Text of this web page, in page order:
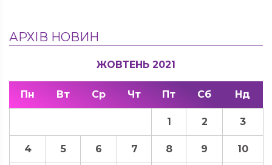
АРХІВ НОВИН
ЖОВТЕНЬ 2021
Пн Вт Ср Чт Пт Сб Нд
1 2 3
4 5 6 7 8 9 10